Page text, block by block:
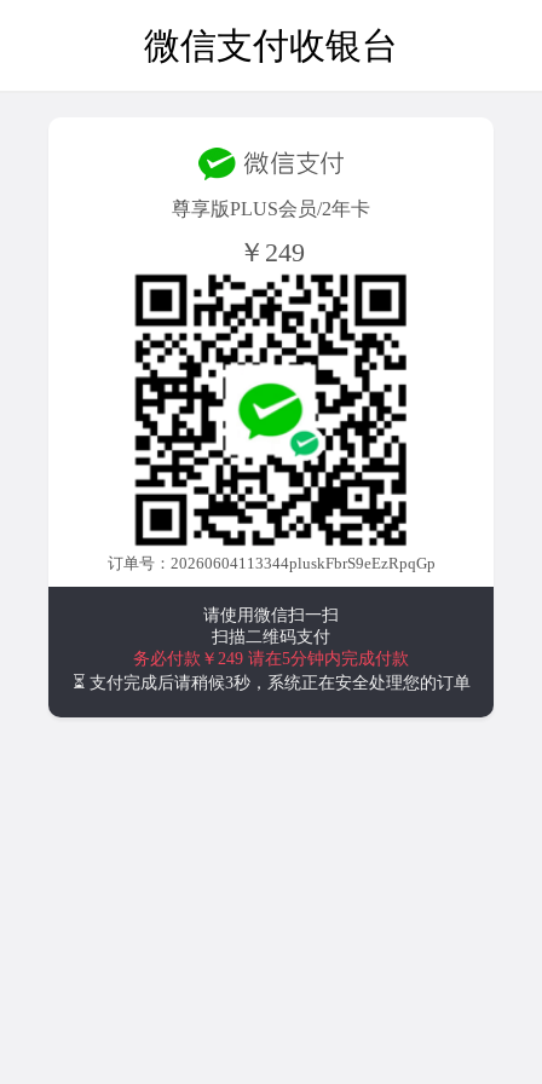
微信支付收银台
尊享版PLUS会员/2年卡
￥249
订单号：20260604113344pluskFbrS9eEzRpqGp
请使用微信扫一扫
扫描二维码支付
务必付款￥249 请在5分钟内完成付款
⏳ 支付完成后请稍候3秒，系统正在安全处理您的订单